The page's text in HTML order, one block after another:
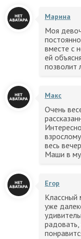
Марина
Моя
вместе с
ей
позволит
Макс
Очень
весь
Маши в
Егор
Классный
уже